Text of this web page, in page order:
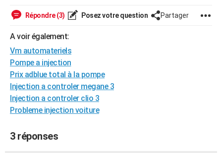
Destinations
City break
Voyage nature
Voyage de noces
Forum
Climat
BONS PLANS
CARTE DE VOEUX
Carte de Noël
Carte Bonne année
Carte Saint-Valentin
Carte Pâques
Carte d'anniversaire
DICTIONNAIRE
COPAINS D'AVANT
Répondre (3) Posez votre question Partager
A voir également:
Vm automateriels
Pompe a injection
Prix adblue total à la pompe
Injection a controler megane 3
Injection a controler clio 3
Probleme injection voiture
3 réponses